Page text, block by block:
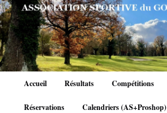
Aller
au
contenu
principal
Accueil Résultats Compétitions
Réservations Calendriers (AS+Proshop)